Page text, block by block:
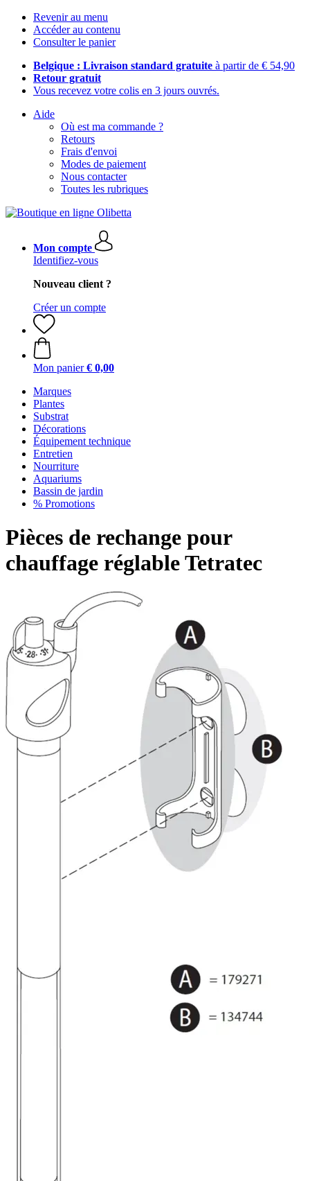
Revenir au menu
Accéder au contenu
Consulter le panier
Belgique : Livraison standard gratuite à partir de € 54,90
Retour gratuit
Vous recevez votre colis en 3 jours ouvrés.
Aide
Où est ma commande ?
Retours
Frais d'envoi
Modes de paiement
Nous contacter
Toutes les rubriques
Mon compte
Identifiez-vous
Nouveau client ?
Créer un compte
Mon panier € 0,00
Marques
Plantes
Substrat
Décorations
Équipement technique
Entretien
Nourriture
Aquariums
Bassin de jardin
% Promotions
Pièces de rechange pour
chauffage réglable Tetratec